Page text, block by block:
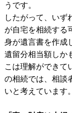
うです。
したがって、いず
が自宅を相続する
身が遺言書を作成
遺留分相当額しか
こは理解ができて
の相続では、相談
いと考えています